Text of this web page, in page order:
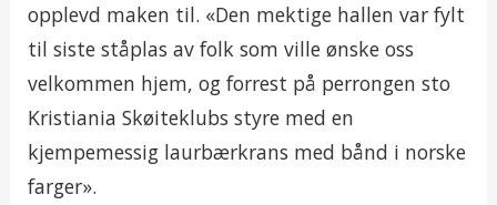
opplevd maken til. «Den mektige hallen var fylt
til siste ståplas av folk som ville ønske oss
velkommen hjem, og forrest på perrongen sto
Kristiania Skøiteklubs styre med en
kjempemessig laurbærkrans med bånd i norske
farger».